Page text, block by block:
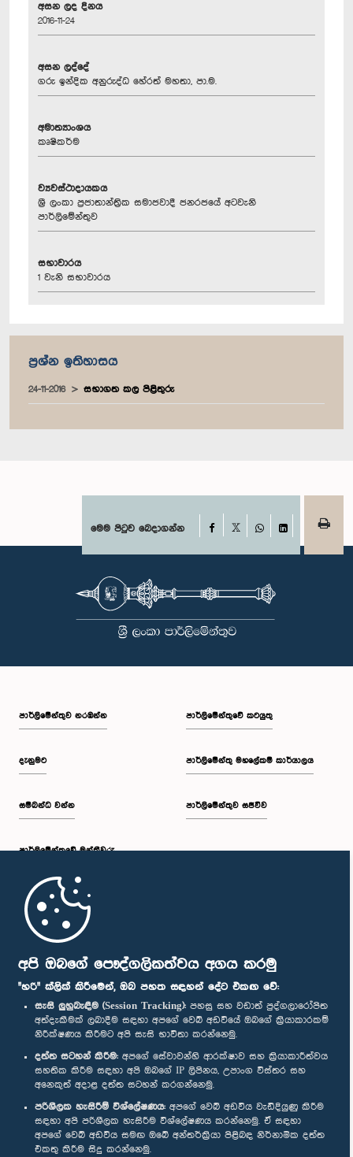
අපි ඔබගේ පෞද්ගලිකත්වය අගය කරමු
"හරි" ක්ලික් කිරීමෙන්, ඔබ පහත සඳහන් දේට එකඟ වේ:
සැසි ලුහුබැඳීම (Session Tracking): පහසු සහ වඩාත් පුද්ගලාරෝපිත
අත්දැකීමක් ලබාදීම සඳහා අපගේ වෙබ් අඩවියේ ඔබගේ ක්‍රියාකාරකම්
නිරීක්ෂණය කිරීමට අපි සැසි භාවිතා කරන්නෙමු.
දත්ත සටහන් කිරීම: අපගේ සේවාවන්හි ආරක්ෂාව සහ ක්‍රියාකාරීත්වය
සහතික කිරීම සඳහා අපි ඔබගේ IP ලිපිනය, උපාංග විස්තර සහ
අනෙකුත් අදාළ දත්ත සටහන් කරගන්නෙමු.
පරිශීලක හැසිරීම් විශ්ලේෂණය: අපගේ වෙබ් අඩවිය වැඩිදියුණු කිරීම
සඳහා අපි පරිශීලක හැසිරීම විශ්ලේෂණය කරන්නෙමු. ඒ සඳහා
අපගේ වෙබ් අඩවිය සමඟ ඔබේ අන්තර්ක්‍රියා පිළිබඳ නිර්නාමික දත්ත
එකතු කිරීම සිදු කරන්නෙමු.
අසන ලද දිනය
2016-11-24
අසන ලද්දේ
ගරු ඉන්දික අනුරුද්ධ හේරත් මහතා, පා.ම.
අමාත්‍යාංශය
කෘෂිකර්ම
ව්‍යවස්ථාදායකය
ශ්‍රී ලංකා ප්‍රජාතාන්ත්‍රික සමාජවාදී ජනරජයේ අටවැනි
පාර්ලිමේන්තුව
සභාවාරය
1 වැනි සභාවාරය
ප්‍රශ්න ඉතිහාසය
24-11-2016 සභාගත කල පිළිතුරු
මෙම පිටුව බෙදාගන්න Facebook
WhatsAppLinkedIn
පාර්ලි‌මේන්තුව නරඹන්න
දැනුමට
සම්බන්ධ වන්න
පාර්ලි‌මේන්තුවේ මන්ත්‍රීවරු
මුල් පිටුව
පාර්ලිමේන්තුවේ කටයුතු
පාර්ලිමේන්තු මහලේකම් කාර්යාලය
පාර්ලිමේන්තුව සජීවීව
පාර්ලිමේන්තු ජංගම යෙදුම
අප හා සම්බන්ධ වී සිටින්න :
සම්මාන
පෞද්ගලිකත්ව ප්‍රතිපත්තිය